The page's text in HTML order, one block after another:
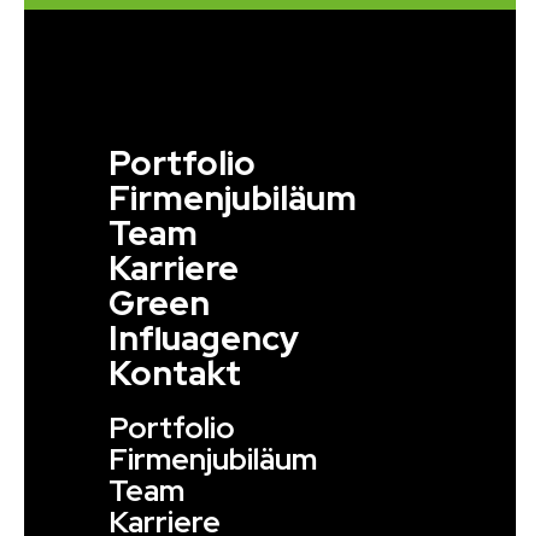
Portfolio
Firmenjubiläum
Team
Karriere
Green
Influagency
Kontakt
Portfolio
Firmenjubiläum
Team
Karriere